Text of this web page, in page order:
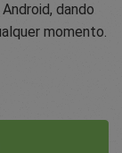
dando
momento.